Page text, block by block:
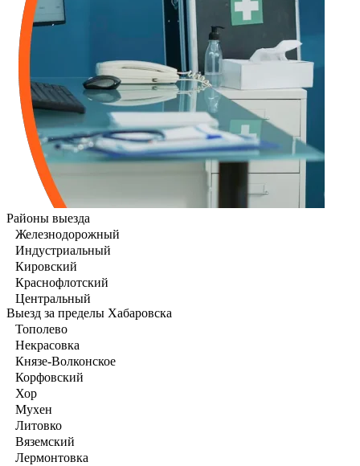
Районы выезда
Железнодорожный
Индустриальный
Кировский
Краснофлотский
Центральный
Выезд за пределы Хабаровска
Тополево
Некрасовка
Князе-Волконское
Корфовский
Хор
Мухен
Литовко
Вяземский
Лермонтовка